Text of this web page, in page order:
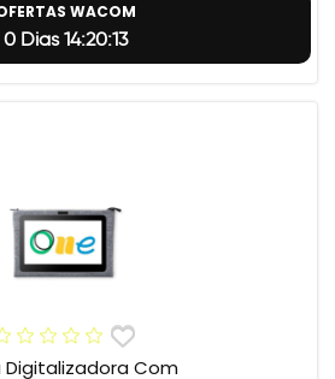
WACOM
0 Dias 14:20:12
Digitalizadora Com